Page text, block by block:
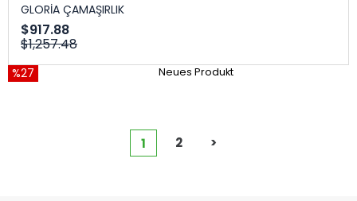
GLORİA ÇAMAŞIRLIK
$917.88
$1,257.48
%27 Neues Produkt
1 2 >